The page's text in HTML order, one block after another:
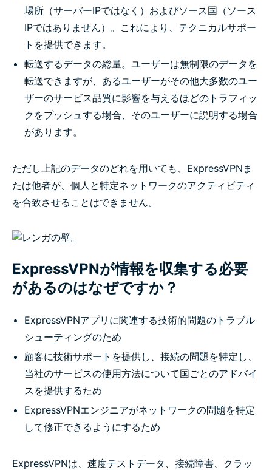
場所（サーバーIPではなく）およびソース国（ソース
IPではありません）。これにより、テクニカルサポー
トを提供できます。
転送するデータの総量。ユーザーは無制限のデータを
転送できますが、あるユーザーがその他大多数のユー
ザーのサービス品質に影響を与えるほどのトラフィッ
クをプッシュする場合、そのユーザーに説明する場合
があります。
ただし上記のデータのどれを用いても、ExpressVPNま
たは他者が、個人と特定ネットワークのアクティビティ
を合致させることはできません。
ExpressVPNが情報を収集する必要
があるのはなぜですか？
ExpressVPNアプリに関連する技術的問題のトラブル
シューティングのため
顧客に技術サポートを提供し、接続の問題を特定し、
当社のサービスの使用方法について国ごとのアドバイ
スを提供するため
ExpressVPNエンジニアがネットワークの問題を特定
して修正できるようにするため
ExpressVPNは、速度テストデータ、接続障害、クラッ